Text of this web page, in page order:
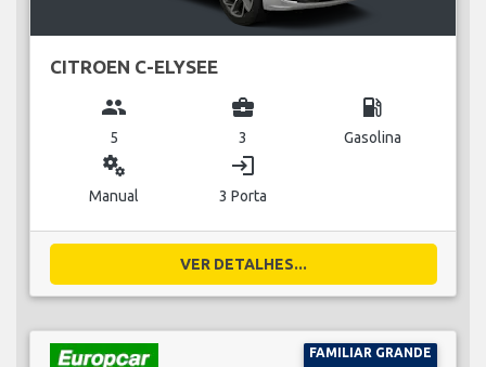
CITROEN C-ELYSEE
group
5
business_center
3
local_gas_station
Gasolina
miscellaneous_services
Manual
login
3 Porta
VER DETALHES...
FAMILIAR GRANDE